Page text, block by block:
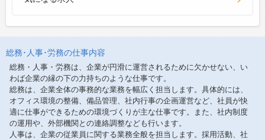
総務･人事･労務の仕事内容
総務・人事・労務は、企業が円滑に運営されるために欠かせない、い
わば企業の縁の下の力持ちのような仕事です。
総務は、企業全体の事務的な業務を幅広く担当します。具体的には、
オフィス環境の整備、備品管理、社内行事の企画運営など、社員が快
適に仕事ができるための環境づくりが主な仕事です。また、社内制度
の運用や、外部機関との連絡調整なども行います。
人事は、企業の従業員に関する業務全般を担当します。採用活動、社